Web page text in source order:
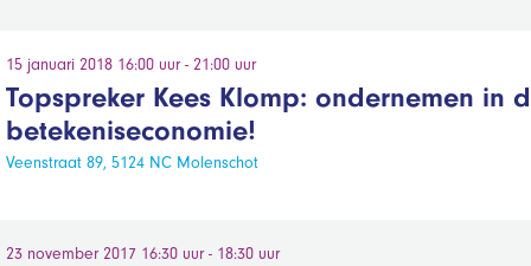
15 januari 2018 16:00 uur - 21:00 uur
Topspreker Kees Klomp: ondernemen in
betekeniseconomie!
Veenstraat 89, 5124 NC Molenschot
23 november 2017 16:30 uur - 18:30 uur